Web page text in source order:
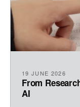
19 JUNE 2026
From
AI